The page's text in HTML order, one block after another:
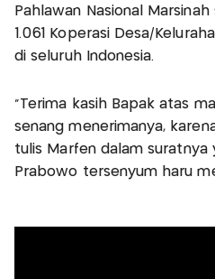
Pahlawan Nasional
1.061 Koperasi Desa/
di seluruh Indonesia.
"Terima kasih Bapak atas
senang menerimanya,
tulis Marfen dalam
Prabowo tersenyum haru